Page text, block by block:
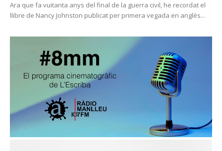
Ara que fa vuitanta anys del final de la guerra civil, he recordat el
llibre de Nancy Johnston publicat per primera vegada en anglès...